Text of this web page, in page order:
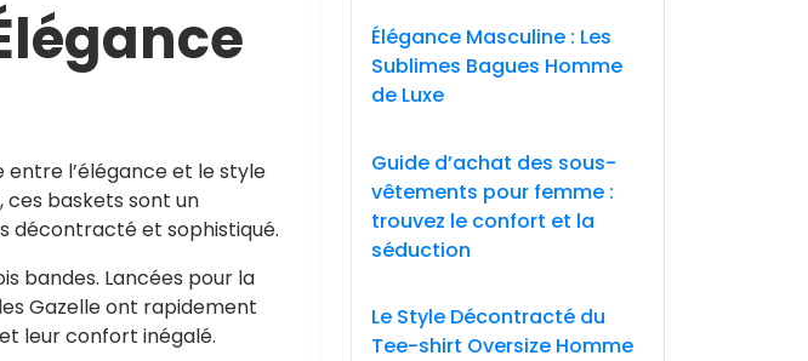
entre l’élégance et le style
baskets sont un
décontracté et sophistiqué.
bandes. Lancées pour la
Gazelle ont rapidement
leur confort inégalé.
Élégance Masculine : Les
Sublimes Bagues Homme
de Luxe
Guide d’achat des sous-
vêtements pour femme :
trouvez le confort et la
séduction
Le Style Décontracté du
Tee-shirt Oversize Homme